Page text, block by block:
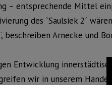
– entsprechende Mittel
des `Saulsiek 2´
beschreiben Arnecke und
Entwicklung
wir in unserem